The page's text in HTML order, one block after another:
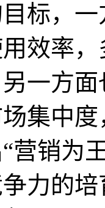
，一
效率
一方
集中
营销为
力的